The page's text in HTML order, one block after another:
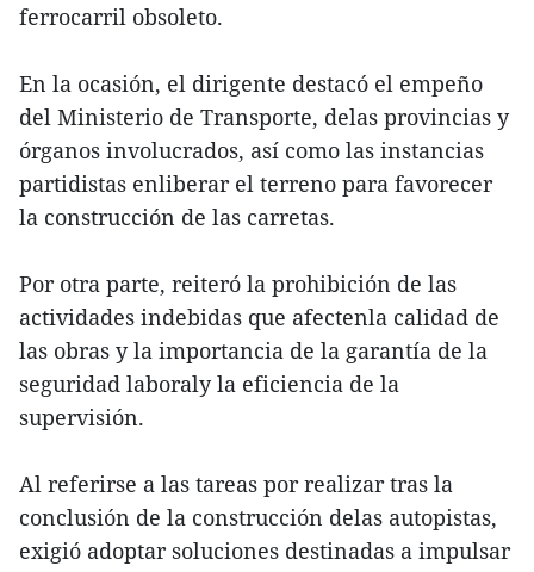
ferrocarril obsoleto.
En la ocasión, el dirigente destacó el empeño
del Ministerio de Transporte, delas provincias y
órganos involucrados, así como las instancias
partidistas enliberar el terreno para favorecer
la construcción de las carretas.
Por otra parte, reiteró la prohibición de las
actividades indebidas que afectenla calidad de
las obras y la importancia de la garantía de la
seguridad laboraly la eficiencia de la
supervisión.
Al referirse a las tareas por realizar tras la
conclusión de la construcción delas autopistas,
exigió adoptar soluciones destinadas a impulsar